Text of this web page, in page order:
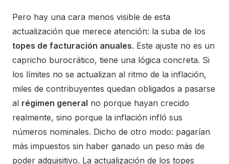
Pero hay una cara menos visible de esta
actualización que merece atención: la suba de los
topes de facturación anuales. Este ajuste no es un
capricho burocrático, tiene una lógica concreta. Si
los límites no se actualizan al ritmo de la inflación,
miles de contribuyentes quedan obligados a pasarse
al régimen general no porque hayan crecido
realmente, sino porque la inflación infló sus
números nominales. Dicho de otro modo: pagarían
más impuestos sin haber ganado un peso más de
poder adquisitivo. La actualización de los topes